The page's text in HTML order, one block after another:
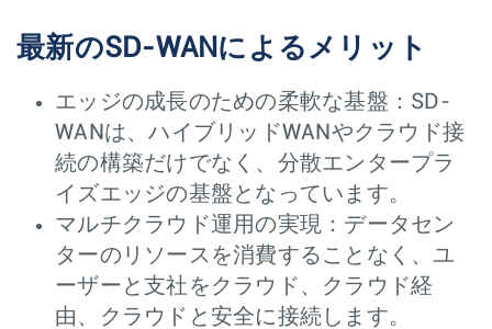
最新のSD-WANによるメリット
エッジの成長のための柔軟な基盤：SD-
WANは、ハイブリッドWANやクラウド接
続の構築だけでなく、分散エンタープラ
イズエッジの基盤となっています。
マルチクラウド運用の実現：データセン
ターのリソースを消費することなく、ユ
ーザーと支社をクラウド、クラウド経
由、クラウドと安全に接続します。